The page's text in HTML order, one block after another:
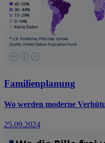
Familienplanung
Wo werden moderne
25.09.2024